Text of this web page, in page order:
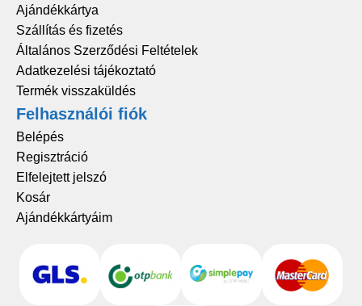
Ajándékkártya
Szállítás és fizetés
Általános Szerződési Feltételek
Adatkezelési tájékoztató
Termék visszaküldés
Felhasználói fiók
Belépés
Regisztráció
Elfelejtett jelszó
Kosár
Ajándékkártyáim